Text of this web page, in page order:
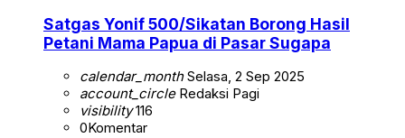
Satgas Yonif 500/Sikatan Borong Hasil
Petani Mama Papua di Pasar Sugapa
calendar_monthSelasa, 2 Sep 2025
account_circleRedaksi Pagi
visibility116
0Komentar